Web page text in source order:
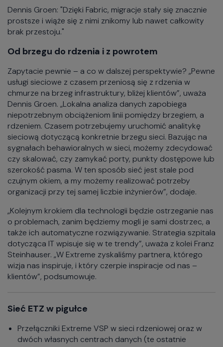
Dennis Groen: "Dzięki Fabric, migracje stały się znacznie
prostsze i wiąże się z nimi znikomy lub nawet całkowity
brak przestoju."
Od brzegu do rdzenia i z powrotem
Zapytacie pewnie – a co w dalszej perspektywie? „Pewne
usługi sieciowe z czasem przeniosą się z rdzenia w
chmurze na brzeg infrastruktury, bliżej klientów”, uważa
Dennis Groen. „Lokalna analiza danych zapobiega
niepotrzebnym obciążeniom linii pomiędzy brzegiem, a
rdzeniem. Czasem potrzebujemy uruchomić analitykę
sieciową dotyczącą konkretnie brzegu sieci. Bazując na
sygnałach behawioralnych w sieci, możemy zdecydować
czy skalować, czy zamykać porty, punkty dostępowe lub
szerokość pasma. W ten sposób sieć jest stale pod
czujnym okiem, a my możemy realizować potrzeby
organizacji przy tej samej liczbie inżynierów”, dodaje.
„Kolejnym krokiem dla technologii będzie ostrzeganie nas
o problemach, zanim będziemy mogli je sami dostrzec, a
także ich automatyczne rozwiązywanie. Strategia szpitala
dotycząca IT wpisuje się w te trendy”, uważa z kolei Franz
Steinhauser. „W Extreme zyskaliśmy partnera, którego
wizja nas inspiruje, i który czerpie inspiracje od nas –
klientów”, podsumowuje.
Sieć ETZ w pigułce
Przełączniki Extreme VSP w sieci rdzeniowej oraz w
dwóch własnych centrach danych (te ostatnie